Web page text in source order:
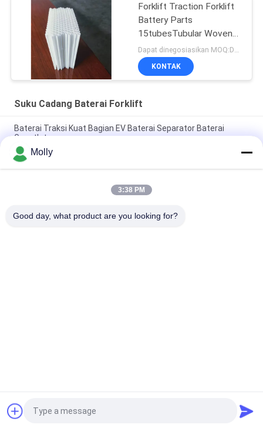
Forklift Traction Forklift
Battery Parts
15tubesTubular Woven
Battery Gauntlet
KONTAK
Suku Cadang Baterai Forklift
Baterai Traksi Kuat Bagian EV Baterai Separator Baterai
Gauntlet
Professional M10 Traction Battery Bolt Screw Warna Hitam
Dengan Kepala Plastik
Ukuran M Forklift Bagian Baterai, Pasang Lubang Ventilasi
/>
<meta
Quote request suatu
Molly
3:38 PM
Good day, what product are you looking for?